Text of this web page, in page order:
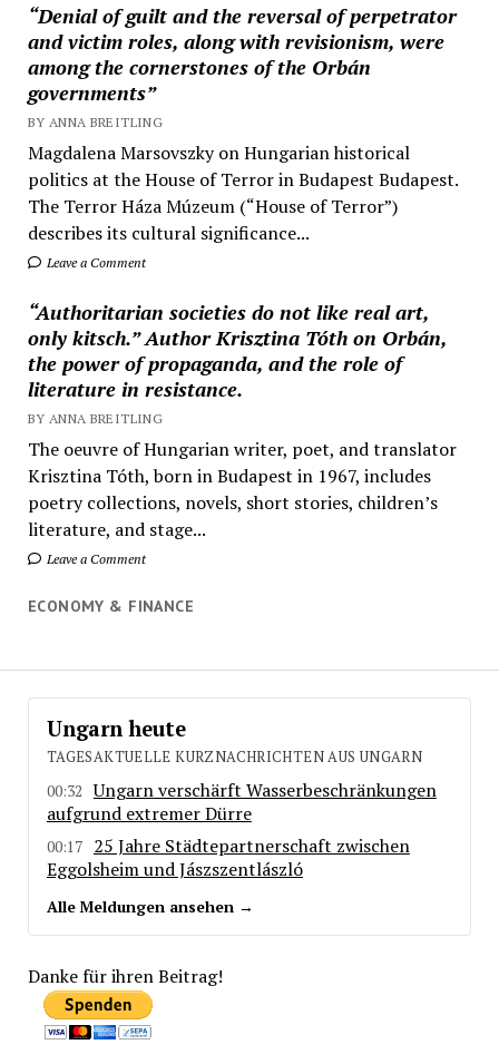
“Denial of guilt and the reversal of perpetrator
and victim roles, along with revisionism, were
among the cornerstones of the Orbán
governments”
BY ANNA BREITLING
Magdalena Marsovszky on Hungarian historical
politics at the House of Terror in Budapest Budapest.
The Terror Háza Múzeum (“House of Terror”)
describes its cultural significance...
Leave a Comment
“Authoritarian societies do not like real art,
only kitsch.” Author Krisztina Tóth on Orbán,
the power of propaganda, and the role of
literature in resistance.
BY ANNA BREITLING
The oeuvre of Hungarian writer, poet, and translator
Krisztina Tóth, born in Budapest in 1967, includes
poetry collections, novels, short stories, children’s
literature, and stage...
Leave a Comment
ECONOMY & FINANCE
Ungarn heute
TAGESAKTUELLE KURZNACHRICHTEN AUS UNGARN
00:32
Ungarn verschärft Wasserbeschränkungen
aufgrund extremer Dürre
00:17
25 Jahre Städtepartnerschaft zwischen
Eggolsheim und Jászszentlászló
Alle Meldungen ansehen →
Danke für ihren Beitrag!